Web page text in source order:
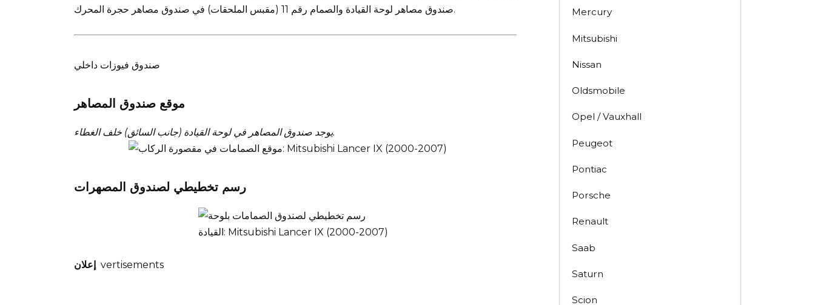
صندوق مصاهر لوحة القيادة والصمام رقم 11 (مقبس الملحقات) في صندوق مصاهر حجرة المحرك.
صندوق فيوزات داخلي
موقع صندوق المصاهر
يوجد صندوق المصاهر في لوحة القيادة (جانب السائق) خلف الغطاء.
رسم تخطيطي لصندوق المصهرات
إعلان vertisements
Mercury
Mitsubishi
Nissan
Oldsmobile
Opel / Vauxhall
Peugeot
Pontiac
Porsche
Renault
Saab
Saturn
Scion